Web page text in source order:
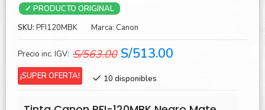
✓ PRODUCTO ORIGINAL
SKU: PFI120MBK Marca: Canon
Precio inc. IGV: S/563.00 El
original
S/513.00
¡SUPER OFERTA! 10 disponibles